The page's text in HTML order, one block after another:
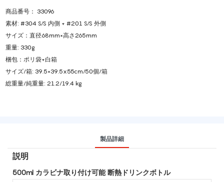
商品番号： 33096
素材: #304 S/S 内側 + #201 S/S 外側
サイズ：直径68mm×高さ265mm
重量: 330g
梱包：ポリ袋+白箱
サイズ/箱: 39.5×39.5x55cm/50個/箱
総重量/純重量: 21.2/19.4 kg
製品詳細
説明
500ml カラビナ取り付け可能 断熱ドリンクボトル